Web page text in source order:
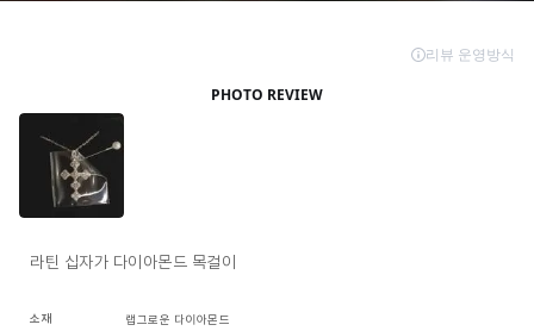
라틴 십자가 다이아몬드 목걸이
소재 랩그로운 다이아몬드